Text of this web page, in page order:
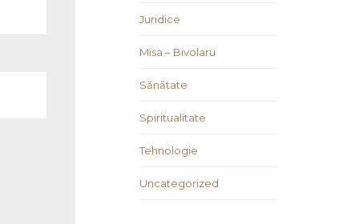
Juridice
Misa – Bivolaru
Sănătate
Spiritualitate
Tehnologie
Uncategorized